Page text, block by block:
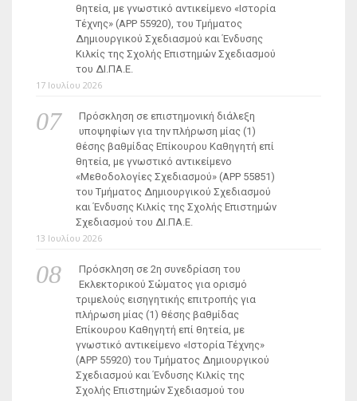
θητεία, με γνωστικό αντικείμενο «Ιστορία
Τέχνης» (ΑΡΡ 55920), του Τμήματος
Δημιουργικού Σχεδιασμού και Ένδυσης
Κιλκίς της Σχολής Επιστημών Σχεδιασμού
του ΔΙ.ΠΑ.Ε.
17 Ιουλίου 2026
Πρόσκληση σε επιστημονική διάλεξη
υποψηφίων για την πλήρωση μίας (1)
θέσης βαθμίδας Επίκουρου Καθηγητή επί
θητεία, με γνωστικό αντικείμενο
«Μεθοδολογίες Σχεδιασμού» (ΑΡΡ 55851)
του Τμήματος Δημιουργικού Σχεδιασμού
και Ένδυσης Κιλκίς της Σχολής Επιστημών
Σχεδιασμού του ΔΙ.ΠΑ.Ε.
13 Ιουλίου 2026
Πρόσκληση σε 2η συνεδρίαση του
Εκλεκτορικού Σώματος για ορισμό
τριμελούς εισηγητικής επιτροπής για
πλήρωση μίας (1) θέσης βαθμίδας
Επίκουρου Καθηγητή επί θητεία, με
γνωστικό αντικείμενο «Ιστορία Τέχνης»
(ΑΡΡ 55920) του Τμήματος Δημιουργικού
Σχεδιασμού και Ένδυσης Κιλκίς της
Σχολής Επιστημών Σχεδιασμού του